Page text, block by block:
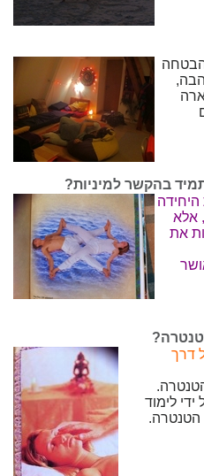
הבטחה
בהקשר למיניות?
היחידה
אלא
את
דרך
לימוד
הטנטרה.